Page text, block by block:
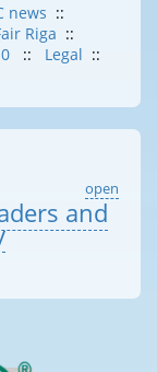
news ::
Riga ::
:: Legal ::
open
and